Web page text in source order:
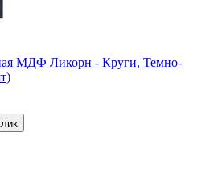
МДФ Ликорн - Круги, Темно-